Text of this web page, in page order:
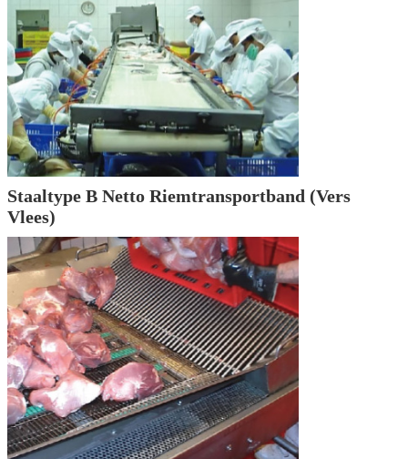
Staaltype B Netto Riemtransportband (Vers
Vlees)